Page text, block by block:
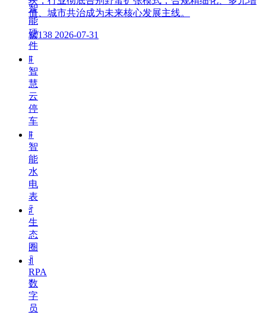
智
能
硬
件
ꁹ
智
慧
云
停
车
ꁹ
智
能
水
电
表
ꄁ
生
态
圈
ꀉ
RPA
数
字
员
值、城市共治成为未来核心发展主线。
넶138 2026-07-31